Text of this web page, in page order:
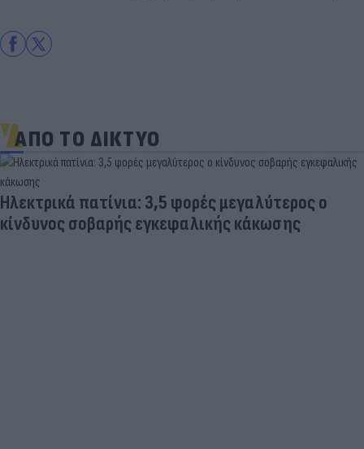
ΑΠΟ ΤΟ ΔΙΚΤΥΟ
Ηλεκτρικά πατίνια: 3,5 φορές μεγαλύτερος ο
κίνδυνος σοβαρής εγκεφαλικής κάκωσης